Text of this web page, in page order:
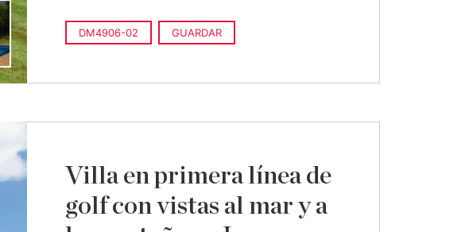
DM4906-02 GUARDAR
Villa en primera línea de
golf con vistas al mar y a